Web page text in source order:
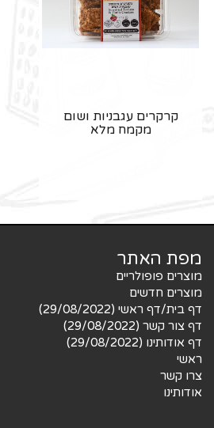
קרקרים עגבניות ושום
מקמח מלא
מפת האתר
מוצרים פופולריים
מוצרים חדשים
דף בית/דף ראשי (29/08/2022)
דף צור קשר (29/08/2022)
דף אודותינו (29/08/2022)
ראשי
צרו קשר
אודותינו